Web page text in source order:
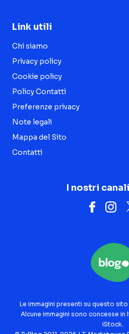
Link utili
Chi siamo
Privacy policy
Cookie policy
Policy Contatti
Preferenze privacy
Note legali
Mappa del Sito
Contatti
I nostri
Le immagini presenti su questo
Alcune immagini sono concesse in
iStock.